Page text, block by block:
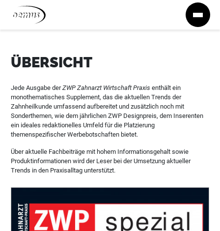
Zum Inhalt springen
ÜBERSICHT
Jede Ausgabe derZWP Zahnarzt Wirtschaft Praxis enthält ein
monothematisches Supplement, das die aktuellen Trends der
Zahnheilkunde umfassend aufbereitet und zusätzlich noch mit
Sonderthemen, wie dem jährlichen ZWP Designpreis, dem Inserenten
ein ideales redaktionelles Umfeld für die Platzierung
themenspezifischer Werbebotschaften bietet.
Über aktuelle Fachbeiträge mit hohem Informationsgehalt sowie
Produktinformationen wird der Leser bei der Umsetzung aktueller
Trends in den Praxisalltag unterstützt.